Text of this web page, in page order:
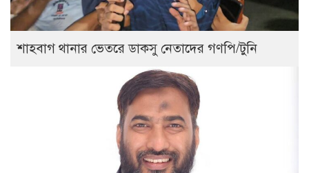
শাহবাগ থানার ভেতরে ডাকসু নেতাদের গণপি/টুনি